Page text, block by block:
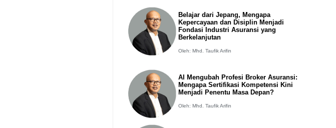
Belajar dari Jepang, Mengapa
Kepercayaan dan Disiplin Menjadi
Fondasi Industri Asuransi yang
Berkelanjutan
Oleh: Mhd. Taufik Arifin
AI Mengubah Profesi Broker Asuransi:
Mengapa Sertifikasi Kompetensi Kini
Menjadi Penentu Masa Depan?
Oleh: Mhd. Taufik Arifin